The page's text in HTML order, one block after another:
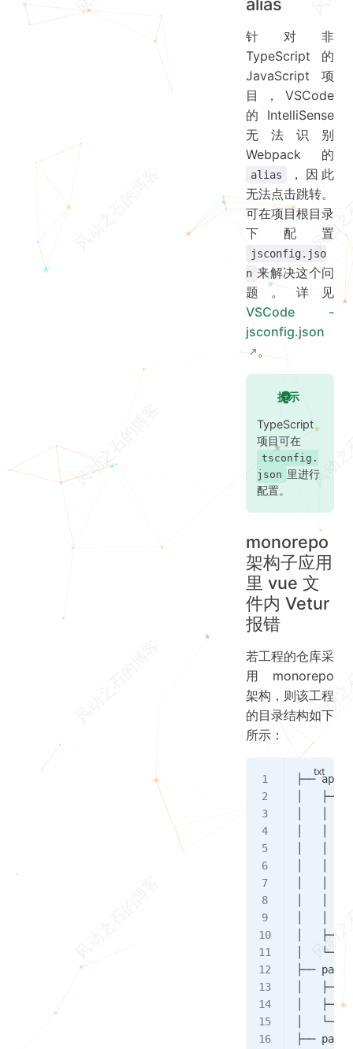
针对非
TypeScript 的
JavaScript 项
目，VSCode
的 IntelliSense
无法识别
Webpack 的
alias
，因此
无法点击跳转。
可在项目根目录
下配置
jsconfig.jso
n 来解决这个问
题。详见
VSCode -
jsconfig.json
。
提示
TypeScript
项目可在
tsconfig.
json 里进行
配置。
monorepo
架构子应用
里 vue 文
件内 Vetur
报错
若工程的仓库采
用 monorepo
架构，则该工程
的目录结构如下
所示：
├── apps
│   ├──
│   ├──
│   └──
├──
│   ├──
│   ├──
│   └──
├──